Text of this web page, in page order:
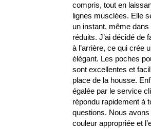
compris, tout en
lignes musclées. Elle
un instant, même
réduits. J’ai décidé de
à l’arrière, ce qui crée
élégant. Les poches
sont excellentes et
place de la housse.
égalée par le service
répondu rapidement à
questions. Nous
couleur appropriée et